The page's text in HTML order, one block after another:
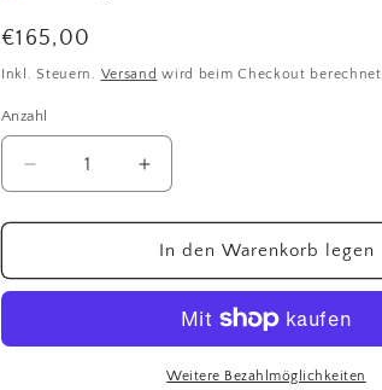
Normaler
Preis
€165,00
Inkl. Steuern. Versand wird beim Checkout berechnet
Anzahl
Anzahl
Verringere
die
Menge
4-
48mm
Erhöhe
die
Menge
für
4-
Traverse
48mm
Gerade
In den Warenkorb legen
Weitere Bezahlmöglichkeiten